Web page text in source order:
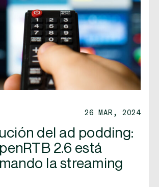
26 MAR, 2024
del ad podding:
2.6 está
la streaming